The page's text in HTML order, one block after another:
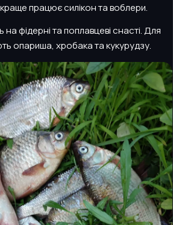
працює силікон та воблери.
фідерні та поплавцеві снасті. Для
опариша, хробака та кукурудзу.